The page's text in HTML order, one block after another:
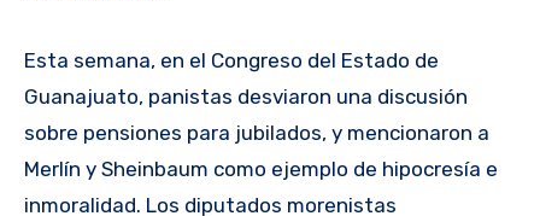
Esta semana, en el Congreso del Estado de
Guanajuato, panistas desviaron una discusión
sobre pensiones para jubilados, y mencionaron a
Merlín y Sheinbaum como ejemplo de hipocresía e
inmoralidad. Los diputados morenistas